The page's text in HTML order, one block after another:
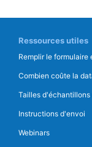
Ressources utiles
Remplir le formulaire
Combien coûte la
Tailles
Instructions d'envoi
Webinars